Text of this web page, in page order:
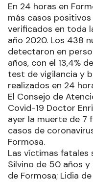
En 24 horas en
más casos
verificados en toda
año 2020. Los 438
detectaron en
años, con el 13,4%
test de vigilancia y
realizados en 24
El Consejo de
Covid-19 Doctor
ayer la muerte de 7
casos de
Formosa.
Las víctimas fatales
Silvino de 50 años y
de Formosa; Lidia